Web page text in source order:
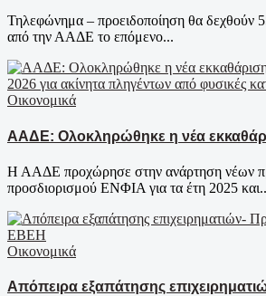
Τηλεφώνημα – προειδοποίηση θα δεχθούν
από την ΑΑΔΕ το επόμενο...
Οικονομικά
ΑΑΔΕ: Ολοκληρώθηκε η νέα
Η ΑΑΔΕ προχώρησε στην ανάρτηση νέων
προσδιορισμού ΕΝΦΙΑ για τα έτη 2025
Οικονομικά
Απόπειρα εξαπάτησης